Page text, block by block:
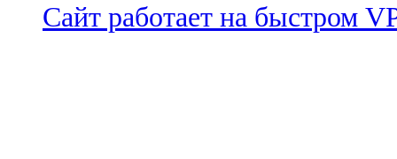
Сайт работает на быстром